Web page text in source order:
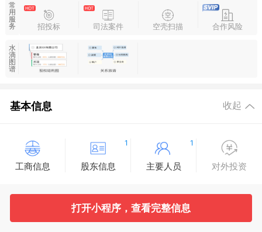
常
用
服
务
招投标 司法案件 空壳扫描 合作风险
水
滴
图
谱
基本信息 收起
工商信息
1
股东信息
1
主要人员 对外投资
打开小程序，查看完整信息